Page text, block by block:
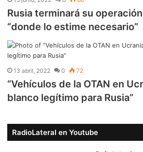
Rusia terminará su
“donde lo estime necesario”
13 abril, 2022 0 72
“Vehículos de la OTAN en
blanco legítimo para Rusia”
RadioLateral en Youtube